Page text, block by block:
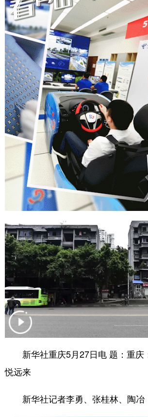
法律 中央文件 金融
食品 人居 信息化
学术中国 乡村振兴 银龄
城市 旅游 能源
彩票 娱乐 时尚
公益 一带一路 亚太网
文化产业
地方频道
北京 天津 河北
辽宁 吉林
浙江 安徽 福建
山东 河南 湖北
广东 广西 海南
四川 贵州 云南
陕西 甘肃 青海
新疆
多语种频道
新华社重庆5月27日电 题：重庆
悦远来
新华社记者李勇、张桂林、陶冶